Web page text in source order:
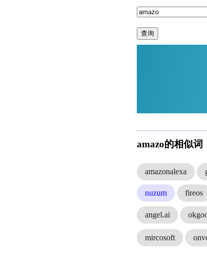
查询
amazo的相似词
amazonalexa
nuzum fireos
angel.ai
mircosoft